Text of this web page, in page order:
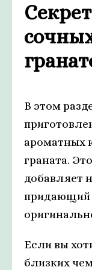
В этом
ароматных
граната.
добавляет
придающий
Если вы
близких